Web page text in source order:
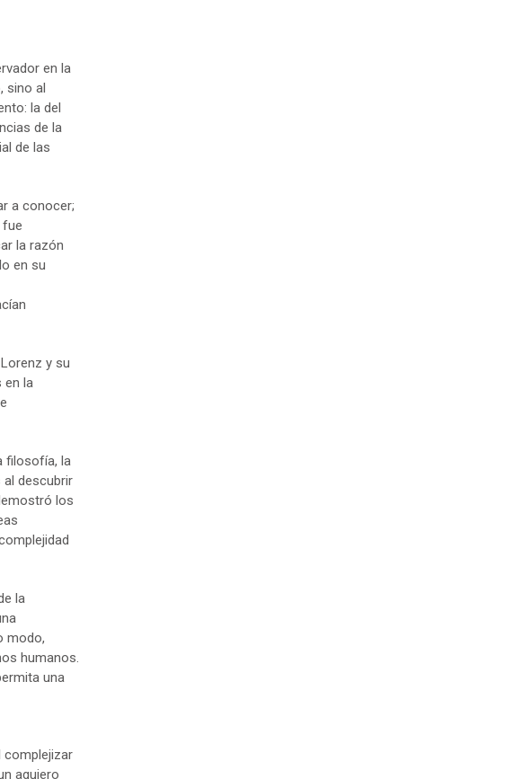
en la
sino al
la del
de la
de las
a conocer;
fue
la razón
en su
y su
en la
filosofía, la
descubrir
los
la
modo,
humanos.
una
complejizar
agujero